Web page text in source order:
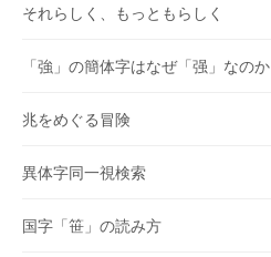
それらしく、もっともらしく
「強」の簡体字はなぜ「强」なのか
兆をめぐる冒険
異体字同一視検索
国字「笹」の読み方